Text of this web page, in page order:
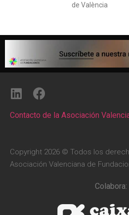
de València
Contacto de la Asociación
Copyright 2026 © Todos los
Asociación Valenciana de
Colabora: